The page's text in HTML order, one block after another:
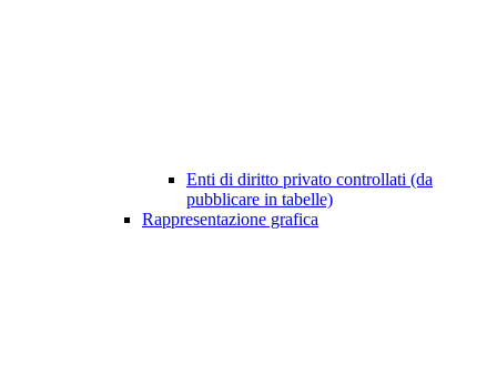
Enti di diritto privato controllati (da
pubblicare in tabelle)
Rappresentazione grafica